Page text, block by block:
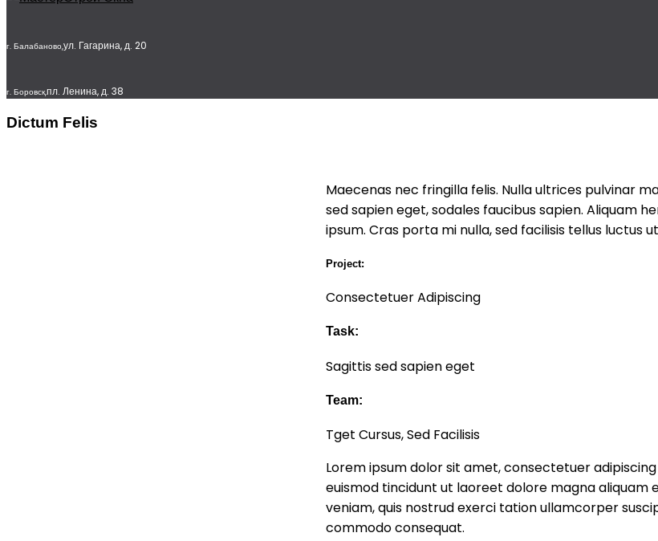
г. Балабаново,ул. Гагарина, д. 20
г. Боровск,пл. Ленина, д. 38
Dictum Felis
Maecenas nec fringilla felis. Nulla ultrices pulvinar
sed sapien eget, sodales faucibus sapien. Aliquam
ipsum. Cras porta mi nulla, sed facilisis tellus luctus
Project:
Consectetuer Adipiscing
Task:
Sagittis sed sapien eget
Team:
Tget Cursus, Sed Facilisis
Lorem ipsum dolor sit amet, consectetuer
euismod tincidunt ut laoreet dolore magna aliquam
veniam, quis nostrud exerci tation ullamcorper
commodo consequat.